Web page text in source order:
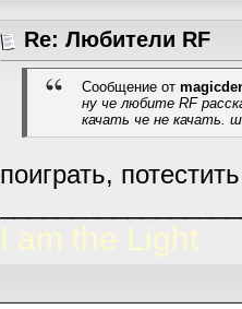
Re: Любители RF
Сообщение от
ну че любите RF
качать че не качать.
поиграть,
I am the Light